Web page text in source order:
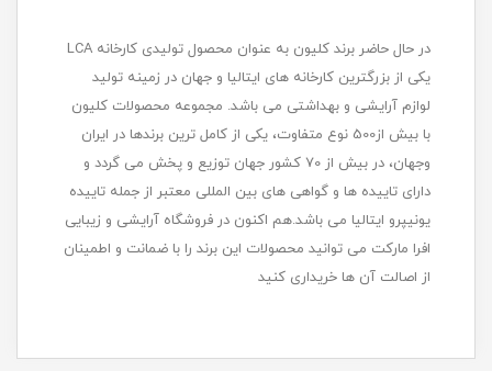
در حال حاضر برند کلیون به عنوان محصول تولیدی کارخانه LCA
یکی از بزرگترین کارخانه های ایتالیا و جهان در زمینه تولید
لوازم آرایشی و بهداشتی می باشد. مجموعه محصولات کلیون
با بیش از500 نوع متفاوت، یکی از کامل ترین برندها در ایران
وجهان، در بیش از 70 کشور جهان توزیع و پخش می گردد و
دارای تاییده ها و گواهی های بین المللی معتبر از جمله تاییده
یونیپرو ایتالیا می باشد.هم اکنون در فروشگاه آرایشی و زیبایی
افرا مارکت می توانید محصولات این برند را با ضمانت و اطمینان
از اصالت آن ها خریداری کنید